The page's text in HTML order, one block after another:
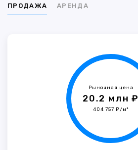
ПРОДАЖА АРЕНДА
Рыночная цена
20.2 млн ₽
404 757 ₽/м²